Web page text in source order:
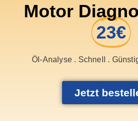
Motor
23€
Öl-Analyse . Schnell .
Jetzt